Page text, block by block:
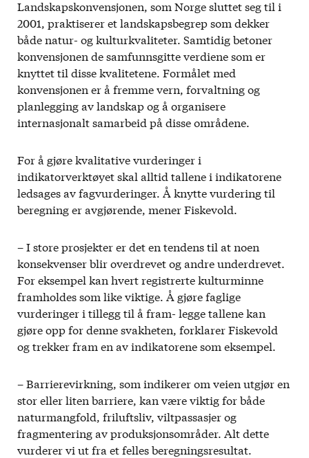
Landskapskonvensjonen, som Norge sluttet seg til i
2001, praktiserer et landskapsbegrep som dekker
både natur- og kulturkvaliteter. Samtidig betoner
konvensjonen de samfunnsgitte verdiene som er
knyttet til disse kvalitetene. Formålet med
konvensjonen er å fremme vern, forvaltning og
planlegging av landskap og å organisere
internasjonalt samarbeid på disse områdene.
For å gjøre kvalitative vurderinger i
indikatorverktøyet skal alltid tallene i indikatorene
ledsages av fagvurderinger. Å knytte vurdering til
beregning er avgjørende, mener Fiskevold.
– I store prosjekter er det en tendens til at noen
konsekvenser blir overdrevet og andre underdrevet.
For eksempel kan hvert registrerte kulturminne
framholdes som like viktige. Å gjøre faglige
vurderinger i tillegg til å fram- legge tallene kan
gjøre opp for denne svakheten, forklarer Fiskevold
og trekker fram en av indikatorene som eksempel.
– Barrierevirkning, som indikerer om veien utgjør en
stor eller liten barriere, kan være viktig for både
naturmangfold, friluftsliv, viltpassasjer og
fragmentering av produksjonsområder. Alt dette
vurderer vi ut fra et felles beregningsresultat.